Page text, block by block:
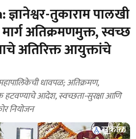
तुकाराम पालखी
अतिक्रमणमुक्त, स्वच्छ
अतिरिक्त आयुक्तांचे
धावपळ; अतिक्रमण,
आदेश, स्वच्छता-सुरक्षा आणि
नियोजन